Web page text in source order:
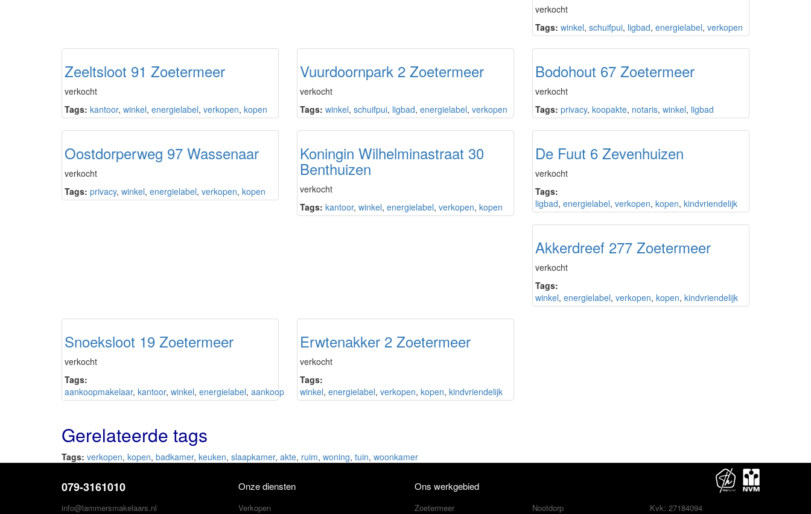
verkocht
Tags: winkel, schuifpui, ligbad, energielabel, verkopen
Zeeltsloot 91 Zoetermeer
verkocht
Tags: kantoor, winkel, energielabel, verkopen, kopen
Vuurdoornpark 2 Zoetermeer
verkocht
Tags: winkel, schuifpui, ligbad, energielabel, verkopen
Bodohout 67 Zoetermeer
verkocht
Tags: privacy, koopakte, notaris, winkel, ligbad
Oostdorperweg 97 Wassenaar
verkocht
Tags: privacy, winkel, energielabel, verkopen, kopen
Koningin Wilhelminastraat 30
Benthuizen
verkocht
Tags: kantoor, winkel, energielabel, verkopen, kopen
De Fuut 6 Zevenhuizen
verkocht
Tags:
ligbad, energielabel, verkopen, kopen, kindvriendelijk
Akkerdreef 277 Zoetermeer
verkocht
Tags:
winkel, energielabel, verkopen, kopen, kindvriendelijk
Snoeksloot 19 Zoetermeer
verkocht
Tags:
aankoopmakelaar, kantoor, winkel, energielabel, aankoop
Erwtenakker 2 Zoetermeer
verkocht
Tags:
winkel, energielabel, verkopen, kopen, kindvriendelijk
Gerelateerde tags
Tags: verkopen, kopen, badkamer, keuken, slaapkamer, akte, ruim, woning, tuin, woonkamer
079-3161010
info@lammersmakelaars.nl
Onze diensten
Verkopen
Ons werkgebied
Zoetermeer Nootdorp Kvk: 27184094